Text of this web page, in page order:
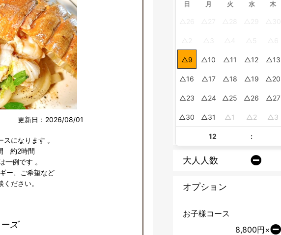
更新日：2026/08/01
になります 。
　約2時間
一例です 。
ー、ご希望など
ださい。
ズ
日 月 火 水 木
9 10 11 12 13
16 17 18 19 20
23 24 25 26 27
30 31 1 2 3
:
大人人数
オプション
お子様コース
8,800円×